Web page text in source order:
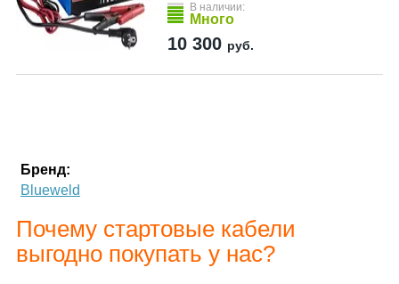
В наличии:
Много
10 300 руб.
Бренд:
Blueweld
Почему стартовые кабели
выгодно покупать у нас?